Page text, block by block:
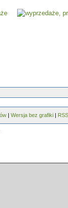
| Wersja bez grafiki | RSS